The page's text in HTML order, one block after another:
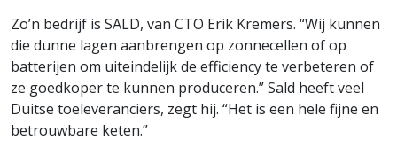
Zo’n bedrijf is SALD, van CTO Erik Kremers. “Wij kunnen
die dunne lagen aanbrengen op zonnecellen of op
batterijen om uiteindelijk de efficiency te verbeteren of
ze goedkoper te kunnen produceren.” Sald heeft veel
Duitse toeleveranciers, zegt hij. “Het is een hele fijne en
betrouwbare keten.”